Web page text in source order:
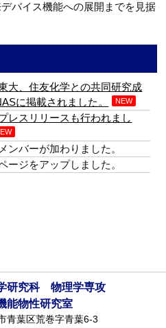
バイス機能への展開までを見据
大、住友化学との共同研究成
に掲載されました。
NEW
レスリリースも行われまし
ンバーが加わりました。
ージをアップしました。
研究科 物理学専攻
能物性研究室
青葉区荒巻字青葉6-3